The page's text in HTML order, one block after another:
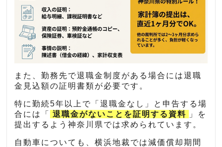
また、勤務先で退職金制度がある場合には退職
金見込額の証明書類が必要です。
特に勤続5年以上で「退職金なし」と申告する場
合には「
退職金がないことを証明する資料
」を
提出するよう神奈川県では求められています。
自動車についても、横浜地裁では減価償却期間